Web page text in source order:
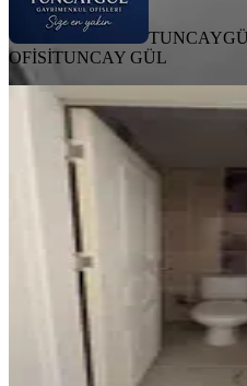
OFİSİTUNCAY GÜL
EŞYALI
Cumhuryet
Merkez,
145 m²
22.000 ₺
BEDİR EMLAK &